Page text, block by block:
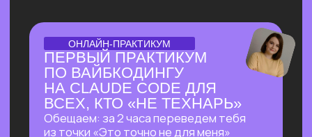
ПЕРЕВЕРНЕТ ВАШЕ
ПРЕДСТАВЛЕНИЕ
О ЗАРАБОТКЕ НА ИИ
Как делать на ИИ больше, чем
программисты
без программирования?
И перейти от «пробую
возможности ИИ» к «делаю на ИИ 500к+
и имею очередь из клиентов»
Узнать подробнее